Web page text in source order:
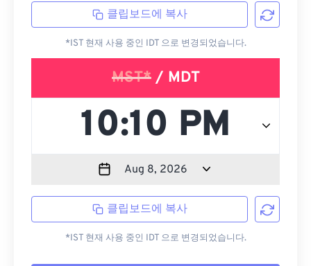
클립보드에 복사
*IST 현재 사용 중인 IDT 으로 변경되었습니다.
MST*/ MDT
클립보드에 복사
*IST 현재 사용 중인 IDT 으로 변경되었습니다.